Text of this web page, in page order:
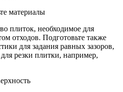
материалы
плиток, необходимое для
отходов. Подготовьте также
для задания равных зазоров,
резки плитки, например,